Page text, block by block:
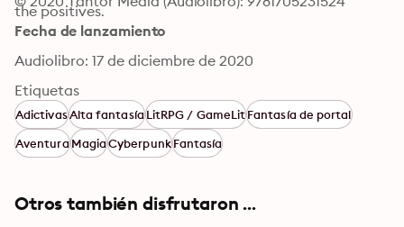
the positives.
Fecha de lanzamiento
Audiolibro: 17 de diciembre de 2020
Etiquetas
AdictivasAlta fantasíaLitRPG / GameLitFantasía de portal
AventuraMagiaCyberpunkFantasía
Otros también disfrutaron ...